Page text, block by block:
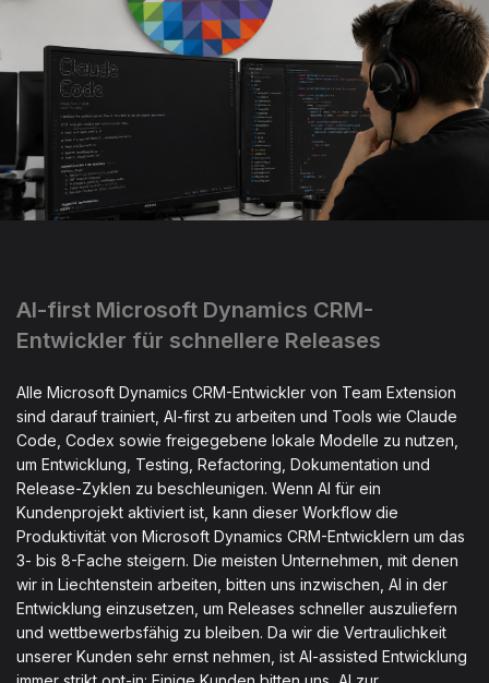
AI-first Microsoft Dynamics CRM-
Entwickler für schnellere Releases
Alle Microsoft Dynamics CRM-Entwickler von Team Extension
sind darauf trainiert, AI-first zu arbeiten und Tools wie Claude
Code, Codex sowie freigegebene lokale Modelle zu nutzen,
um Entwicklung, Testing, Refactoring, Dokumentation und
Release-Zyklen zu beschleunigen. Wenn AI für ein
Kundenprojekt aktiviert ist, kann dieser Workflow die
Produktivität von Microsoft Dynamics CRM-Entwicklern um das
3- bis 8-Fache steigern. Die meisten Unternehmen, mit denen
wir in Liechtenstein arbeiten, bitten uns inzwischen, AI in der
Entwicklung einzusetzen, um Releases schneller auszuliefern
und wettbewerbsfähig zu bleiben. Da wir die Vertraulichkeit
unserer Kunden sehr ernst nehmen, ist AI-assisted Entwicklung